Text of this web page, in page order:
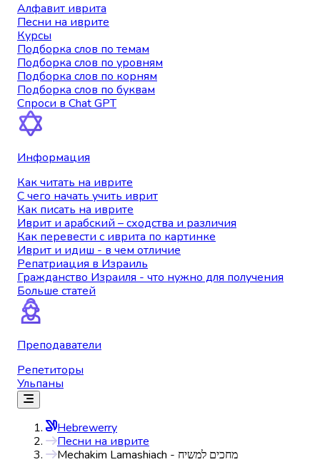
Алфавит иврита
Песни на иврите
Курсы
Подборка слов по темам
Подборка слов по уровням
Подборка слов по корням
Подборка слов по буквам
Спроси в Chat GPT
Информация
Как читать на иврите
С чего начать учить иврит
Как писать на иврите
Иврит и арабский – сходства и различия
Как перевести с иврита по картинке
Иврит и идиш - в чем отличие
Репатриация в Израиль
Гражданство Израиля - что нужно для получения
Больше статей
Преподаватели
Репетиторы
Ульпаны
Hebrewerry
Песни на иврите
Mechakim Lamashiach - מחכים למשיח